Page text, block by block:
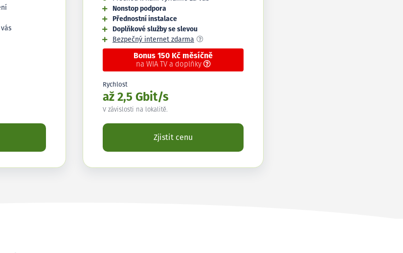
Nonstop podpora
Přednostní instalace
Doplňkové služby se slevou
Bezpečný internet zdarma
Bonus 150 Kč měsíčně
na WIA TV a doplňky
Rychlost
až 2,5 Gbit/s
V závislosti na lokalitě.
Zjistit cenu